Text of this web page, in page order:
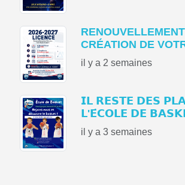
CRÉATION DE
il y a 2 semaines
𝗜𝗟 𝗥𝗘𝗦𝗧𝗘 𝗗𝗘𝗦
𝗟'𝗘́𝗖𝗢𝗟𝗘 𝗗𝗘
il y a 3 semaines